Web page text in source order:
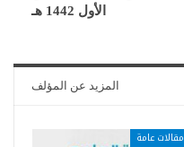
الأول 1442 هـ
المزيد عن المؤلف
مقالات عامة